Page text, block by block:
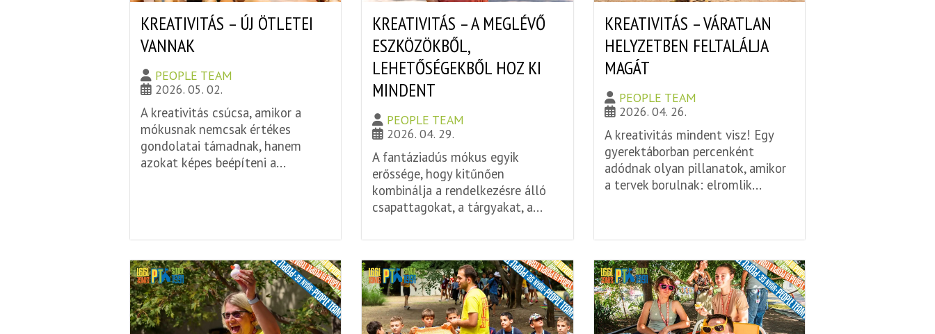
KREATIVITÁS – ÚJ ÖTLETEI
VANNAK
PEOPLE TEAM
2026. 05. 02.
A kreativitás csúcsa, amikor a
mókusnak nemcsak értékes
gondolatai támadnak, hanem
azokat képes beépíteni a...
KREATIVITÁS – A MEGLÉVŐ
ESZKÖZÖKBŐL,
LEHETŐSÉGEKBŐL HOZ KI
MINDENT
PEOPLE TEAM
2026. 04. 29.
A fantáziadús mókus egyik
erőssége, hogy kitűnően
kombinálja a rendelkezésre álló
csapattagokat, a tárgyakat, a...
KREATIVITÁS – VÁRATLAN
HELYZETBEN FELTALÁLJA
MAGÁT
PEOPLE TEAM
2026. 04. 26.
A kreativitás mindent visz! Egy
gyerektáborban percenként
adódnak olyan pillanatok, amikor
a tervek borulnak: elromlik...